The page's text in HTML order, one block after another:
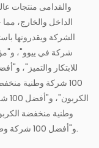
والقدامى منتجات
الداخل والخارج،
شركة في ييوو"،
و"أفضل 100 شركة وطنية ذات علامة خضراء" وعشرات الجوائز الأخرى.